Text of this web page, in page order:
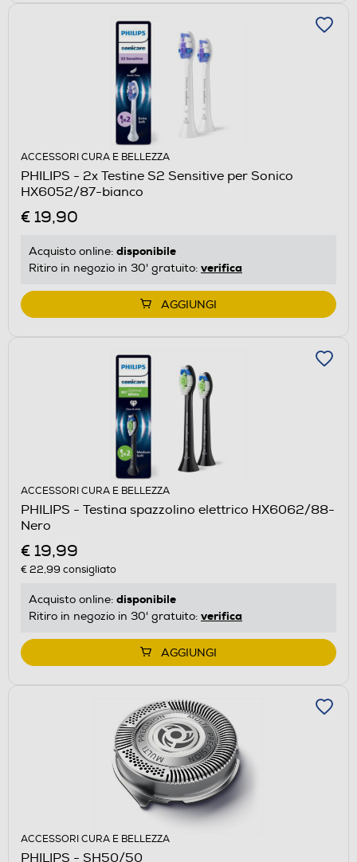
ACCESSORI CURA E BELLEZZA
PHILIPS - 2x Testine S2 Sensitive per Sonico
HX6052/87-bianco
€ 19,90
Acquisto online: disponibile
Ritiro in negozio in 30' gratuito: verifica
AGGIUNGI
ACCESSORI CURA E BELLEZZA
PHILIPS - Testina spazzolino elettrico HX6062/88-
Nero
€ 19,99
€ 22,99 consigliato
Acquisto online: disponibile
Ritiro in negozio in 30' gratuito: verifica
AGGIUNGI
ACCESSORI CURA E BELLEZZA
PHILIPS - SH50/50